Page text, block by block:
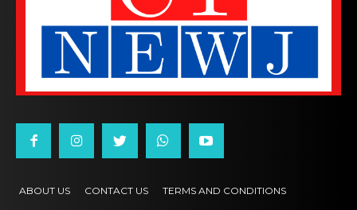
ABOUT US CONTACT US TERMS AND CONDITIONS